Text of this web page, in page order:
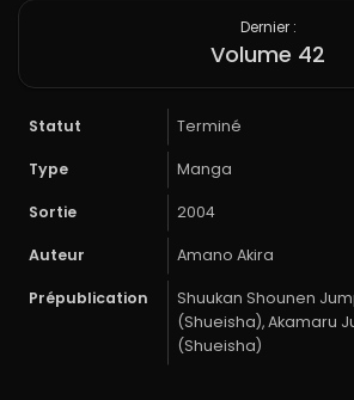
Dernier :
Volume 42
Statut Terminé
Type Manga
Sortie 2004
Auteur Amano Akira
Prépublication
Shuukan Shounen
(Shueisha), Akamaru
(Shueisha)